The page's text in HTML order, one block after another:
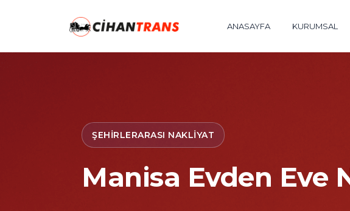
ANASAYFA KURUMSAL
ŞEHIRLERARASI NAKLIYAT
Manisa Evden Eve